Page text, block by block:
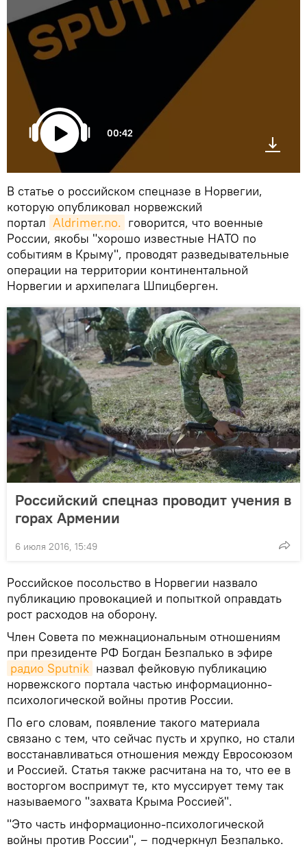
00:42
В статье о российском спецназе в Норвегии,
которую опубликовал норвежский
портал Aldrimer.no. говорится, что военные
России, якобы "хорошо известные НАТО по
событиям в Крыму", проводят разведывательные
операции на территории континентальной
Норвегии и архипелага Шпицберген.
Российский спецназ проводит учения в
горах Армении
6 июля 2016, 15:49
Российское посольство в Норвегии назвало
публикацию провокацией и попыткой оправдать
рост расходов на оборону.
Член Совета по межнациональным отношениям
при президенте РФ Богдан Безпалько в эфире
радио Sputnik назвал фейковую публикацию
норвежского портала частью информационно-
психологической войны против России.
По его словам, появление такого материала
связано с тем, что сейчас пусть и хрупко, но стали
восстанавливаться отношения между Евросоюзом
и Россией. Статья также расчитана на то, что ее в
восторгом воспримут те, кто муссирует тему так
называемого "захвата Крыма Россией".
"Это часть информационно-психологической
войны против России", ‒ подчеркнул Безпалько.